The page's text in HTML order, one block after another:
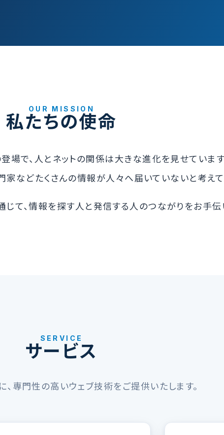
私たちの使命
OUR MISSION
場で、人とネットの関係は大きな進化を見せています
家などたくさんの情報が人々へ届いていないと考えて
て、情報を探す人と発信する人のつながりをお手伝
サービス
SERVICE
専門性の高いウェブ技術をご提供いたします。